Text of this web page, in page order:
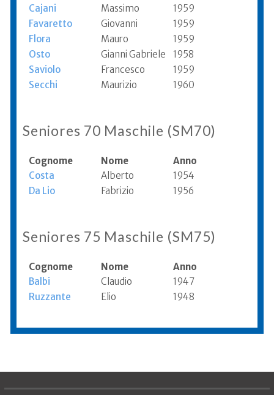
Cajani
Massimo
1959
Favaretto
Giovanni
1959
Flora
Mauro
1959
Osto
Gianni Gabriele
1958
Saviolo
Francesco
1959
Secchi
Maurizio 1960
Seniores 70 Maschile (SM70)
Cognome Nome
Anno
Costa
Alberto
1954
Da Lio
Fabrizio 1956
Seniores 75 Maschile (SM75)
Cognome Nome
Anno
Balbi
Claudio
1947
Ruzzante
Elio 1948